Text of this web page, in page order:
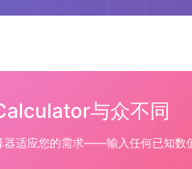
与众不同
适应您的需求——输入任何已知数